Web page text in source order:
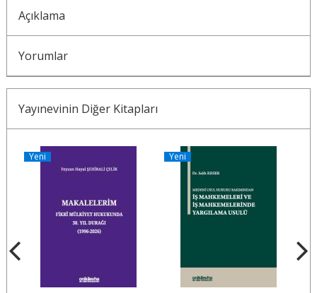
Açıklama
Yorumlar
Yayınevinin Diğer Kitapları
Yeni Yeni